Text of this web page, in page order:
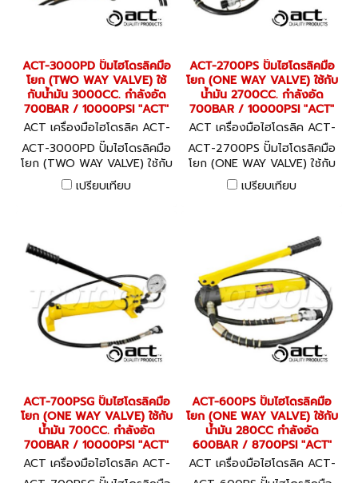
ACT-3000PD ปั๊มไฮโดรลิคมือ
โยก (TWO WAY VALVE) ใช้
กับน้ำมัน 3000CC. กำลังอัด
700BAR / 10000PSI "ACT"
ACT เครื่องมือไฮโดรลิค ACT-
3000PD
ACT-3000PD ปั๊มไฮโดรลิคมือ
โยก (TWO WAY VALVE) ใช้กับ
น้ำมัน 3000CC. กำลังอัด
700BAR / 10000PSI "ACT"
เปรียบเทียบ
ACT-2700PS ปั๊มไฮโดรลิคมือ
โยก (ONE WAY VALVE) ใช้กับ
น้ำมัน 2700CC. กำลังอัด
700BAR / 10000PSI "ACT"
ACT เครื่องมือไฮโดรลิค ACT-
2700PS
ACT-2700PS ปั๊มไฮโดรลิคมือ
โยก (ONE WAY VALVE) ใช้กับ
น้ำมัน 2700CC. กำลังอัด
700BAR / 10000PSI "ACT"
เปรียบเทียบ
ACT-700PSG ปั๊มไฮโดรลิคมือ
โยก (ONE WAY VALVE) ใช้กับ
น้ำมัน 700CC. กำลังอัด
700BAR / 10000PSI "ACT"
ACT เครื่องมือไฮโดรลิค ACT-
700PSG
ACT-600PS ปั๊มไฮโดรลิคมือ
โยก (ONE WAY VALVE) ใช้กับ
น้ำมัน 280CC กำลังอัด
600BAR / 8700PSI "ACT"
ACT เครื่องมือไฮโดรลิค ACT-
600PS